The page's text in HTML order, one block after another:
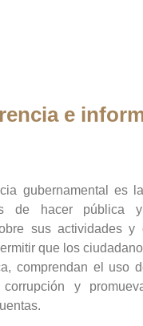
e
gubernamental es
de hacer pública
sus actividades y
que los
comprendan el uso
y